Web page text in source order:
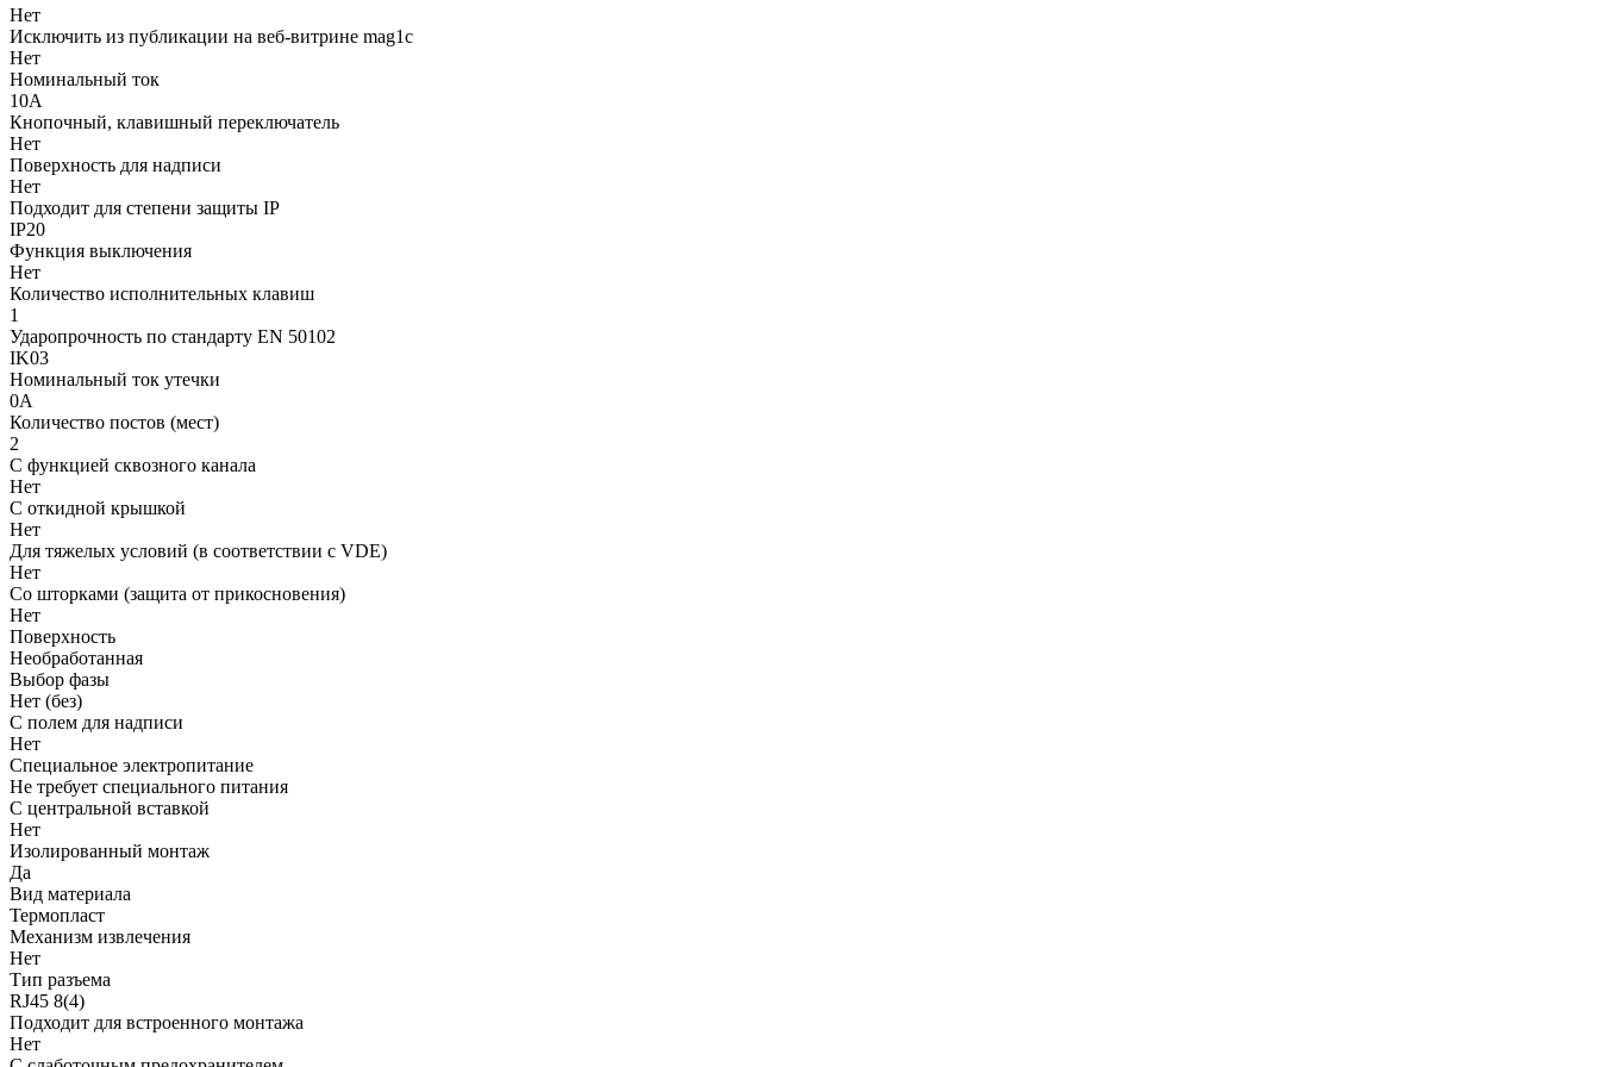
Нет
Исключить из публикации на веб-витрине mag1c
Нет
Номинальный ток
10А
Кнопочный, клавишный переключатель
Нет
Поверхность для надписи
Нет
Подходит для степени защиты IP
IP20
Функция выключения
Нет
Количество исполнительных клавиш
1
Ударопрочность по стандарту EN 50102
IK03
Номинальный ток утечки
0А
Количество постов (мест)
2
С функцией сквозного канала
Нет
С откидной крышкой
Нет
Для тяжелых условий (в соответствии с VDE)
Нет
Со шторками (защита от прикосновения)
Нет
Поверхность
Необработанная
Выбор фазы
Нет (без)
С полем для надписи
Нет
Cпециальное электропитание
Не требует специального питания
С центральной вставкой
Нет
Изолированный монтаж
Да
Вид материала
Термопласт
Механизм извлечения
Нет
Тип разъема
RJ45 8(4)
Подходит для встроенного монтажа
Нет